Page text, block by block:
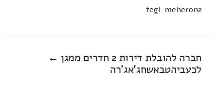
tegi-meheron2
חברה להובלת דירות 2 חדרים ממגן ←
לכעביהטבאשחג'אג'רה